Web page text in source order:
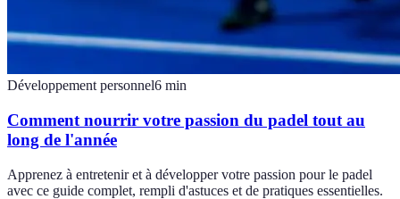
Développement personnel6 min
Comment nourrir votre passion du padel tout au
long de l'année
Apprenez à entretenir et à développer votre passion pour le padel
avec ce guide complet, rempli d'astuces et de pratiques essentielles.